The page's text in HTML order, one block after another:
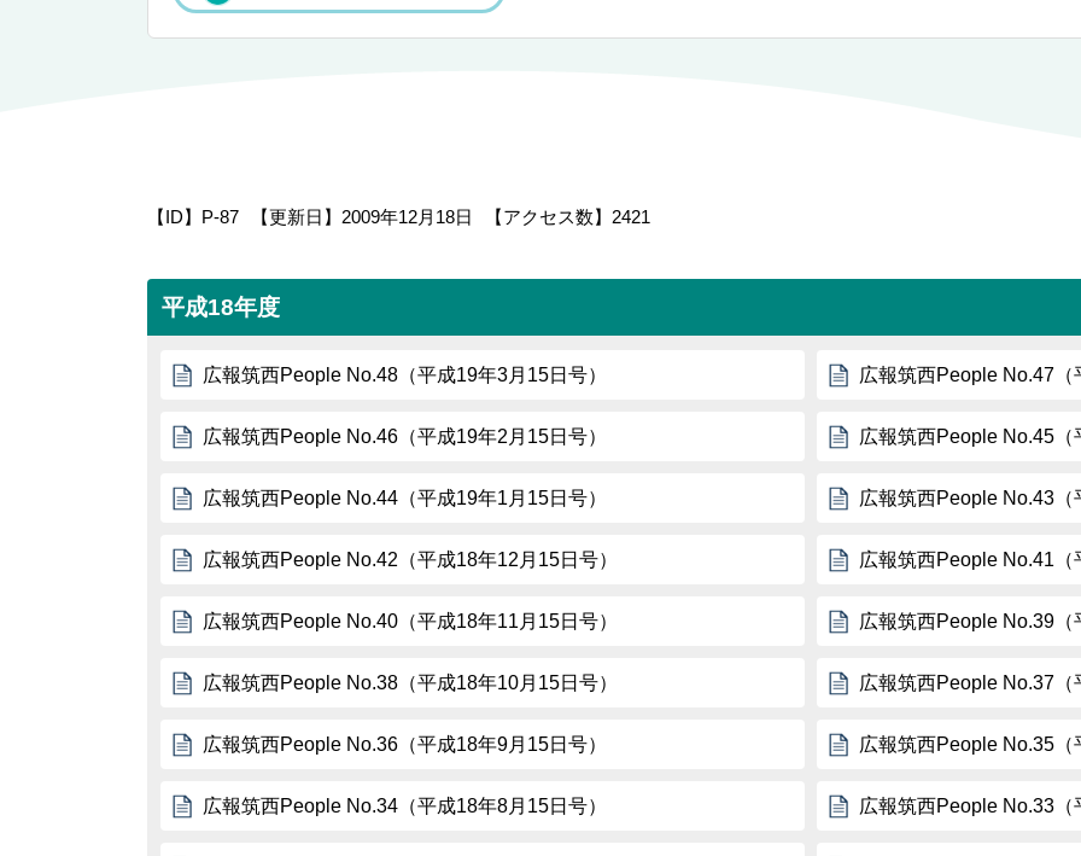
【ID】 P-87 【更新日】 2009年12月18日 【アクセス数】 2421
平成18年度
広報筑西People No.48（平成19年3月15日号） 広報筑西People No.47
広報筑西People No.46（平成19年2月15日号） 広報筑西People No.45
広報筑西People No.44（平成19年1月15日号） 広報筑西People No.43
広報筑西People No.42（平成18年12月15日号） 広報筑西People No.41
広報筑西People No.40（平成18年11月15日号） 広報筑西People No.39
広報筑西People No.38（平成18年10月15日号） 広報筑西People No.37
広報筑西People No.36（平成18年9月15日号） 広報筑西People No.35
広報筑西People No.34（平成18年8月15日号） 広報筑西People No.33